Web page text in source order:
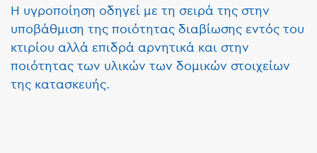
Η υγροποίηση οδηγεί με τη σειρά της στην
υποβάθμιση της ποιότητας διαβίωσης εντός του
κτιρίου αλλά επιδρά αρνητικά και στην
ποιότητας των υλικών των δομικών στοιχείων
της κατασκευής.